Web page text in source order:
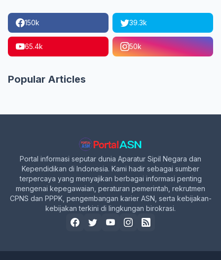
150k 39.3k
65.4k 50k
Popular Articles
Portal informasi seputar dunia Aparatur Sipil Negara dan
Kependidikan di Indonesia. Kami hadir sebagai sumber
terpercaya yang menyajikan berbagai informasi penting
mengenai kepegawaian, peraturan pemerintah, rekrutmen
CPNS dan PPPK, pengembangan karier ASN, serta kebijakan-
kebijakan terkini di lingkungan birokrasi.